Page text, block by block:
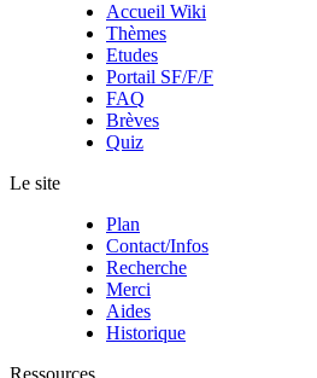
Accueil Wiki
Thèmes
Etudes
Portail SF/F/F
FAQ
Brèves
Quiz
Le site
Plan
Contact/Infos
Recherche
Merci
Aides
Historique
Ressources